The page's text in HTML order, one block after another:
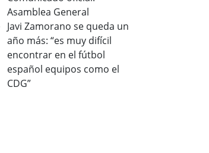
Asamblea General
Javi Zamorano se queda un
año más: “es muy difícil
encontrar en el fútbol
español equipos como el
CDG”